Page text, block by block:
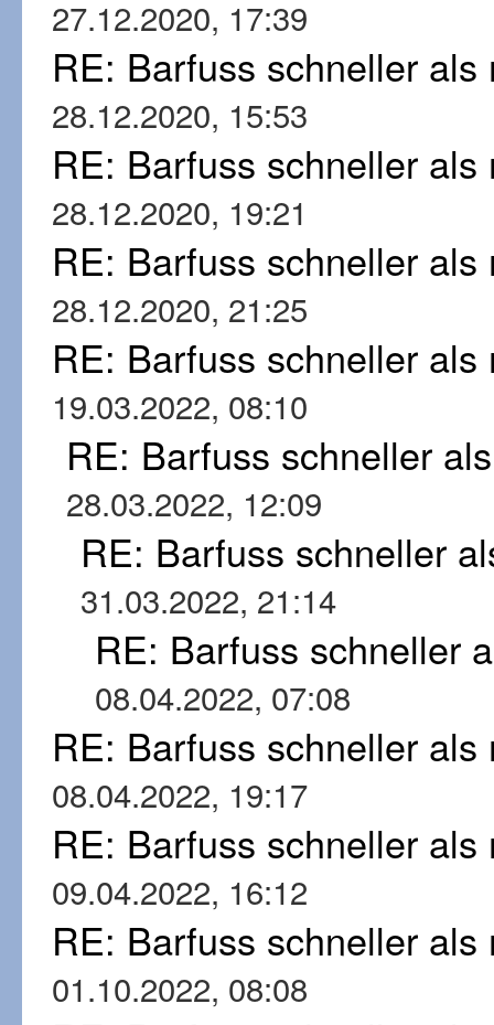
27.12.2020, 17:39
RE: Barfuss schneller
28.12.2020, 15:53
RE: Barfuss schneller
28.12.2020, 19:21
RE: Barfuss schneller
28.12.2020, 21:25
RE: Barfuss schneller
19.03.2022, 08:10
RE: Barfuss schneller
28.03.2022, 12:09
RE: Barfuss schneller
31.03.2022, 21:14
RE: Barfuss schneller
08.04.2022, 07:08
RE: Barfuss schneller
08.04.2022, 19:17
RE: Barfuss schneller
09.04.2022, 16:12
RE: Barfuss schneller
01.10.2022, 08:08